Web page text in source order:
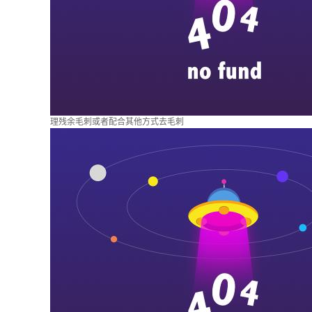
理残余毛刺或者配合其他方式去毛刺